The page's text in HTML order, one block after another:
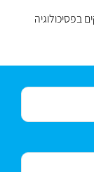
בפסיכולוגיה